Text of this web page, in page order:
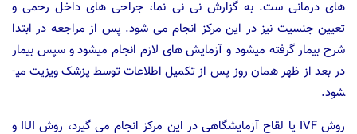
های درمانی ست. به گزارش نی نی نما، جراحی های داخل رحمی و
تعیین جنسیت نیز در این مرکز انجام می شود. پس از مراجعه در ابتدا
شرح بیمار گرفته می­شود و آزمایش ­های لازم انجام می­شود و سپس بیمار
در بعد از ظهر همان روز پس از تکمیل اطلاعات توسط پزشک ویزیت می­
شود.
روش IVF یا لقاح آزمایشگاهی در این مرکز انجام می گیرد، روش IUI و